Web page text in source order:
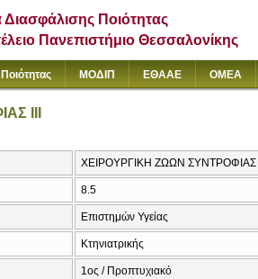
Ποιότητας
Πανεπιστήμιο Θεσσαλονίκης
ΜΟΔΙΠ ΕΘΑΑΕ ΟΜΕΑ
ΙΙΙ
ΧΕΙΡΟΥΡΓΙΚΗ ΖΩΩΝ ΣΥΝΤΡΟΦΙΑΣ
8.5
Επιστημών Υγείας
Κτηνιατρικής
1ος / Προπτυχιακό